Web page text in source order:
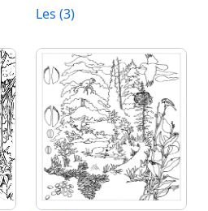
Les (3)